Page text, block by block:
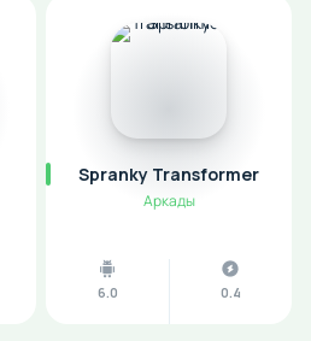
Spranky Transformer
Аркады
6.0 0.4